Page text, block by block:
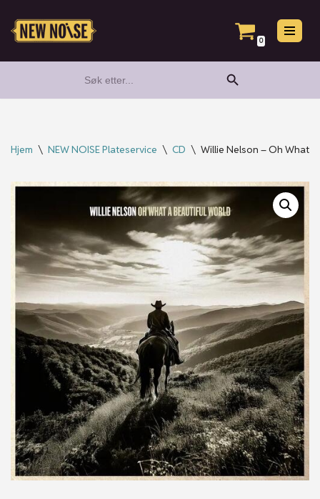
Hopp
0
for:
Search Button
Hjem \ NEW NOISE Plateservice \ CD \ Willie Nelson – Oh What